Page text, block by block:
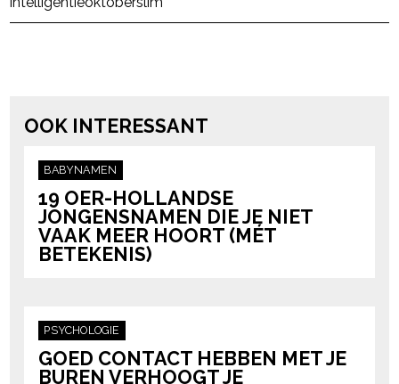
OOK INTERESSANT
BABYNAMEN
19 OER-HOLLANDSE
JONGENSNAMEN DIE JE NIET
VAAK MEER HOORT (MÉT
BETEKENIS)
PSYCHOLOGIE
GOED CONTACT HEBBEN MET JE
BUREN VERHOOGT JE